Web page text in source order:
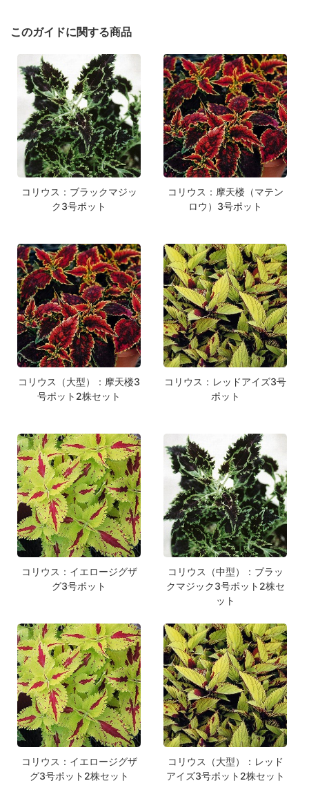
このガイドに関する商品
コリウス：ブラックマジッ
ク3号ポット
コリウス：摩天楼（マテン
ロウ）3号ポット
コリウス（大型）：摩天楼3
号ポット2株セット
コリウス：レッドアイズ3号
ポット
コリウス：イエロージグザ
グ3号ポット
コリウス（中型）：ブラッ
クマジック3号ポット2株セ
ット
コリウス：イエロージグザ
グ3号ポット2株セット
コリウス（大型）：レッド
アイズ3号ポット2株セット